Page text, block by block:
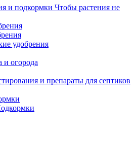
и подкормки Чтобы растения не
удобрения
и огорода
и препараты для септиков